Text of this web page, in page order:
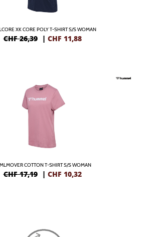
XK CORE POLY T-SHIRT S/S WOMAN
CHF 26,39 | CHF 11,88
COTTON T-SHIRT S/S WOMAN
CHF 17,19 | CHF 10,32